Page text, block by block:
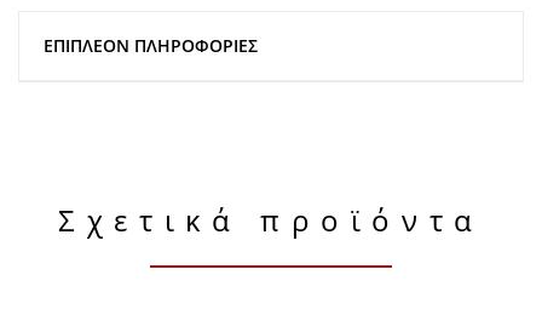
ΕΠΙΠΛΈΟΝ ΠΛΗΡΟΦΟΡΊΕΣ
Σχετικά προϊόντα